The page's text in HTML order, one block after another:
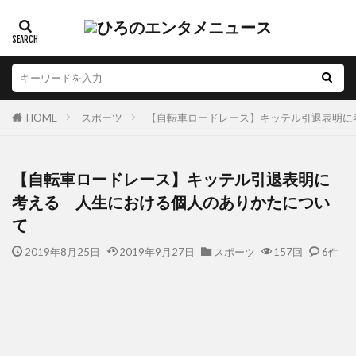
HOME スポーツ 【自転車ロードレース】キッテル引退表
【自転車ロードレース】キッテル引退表明に
考える 人生における個人のありかたについ
て
2019年8月25日 2019年9月27日 スポーツ 157回 6件